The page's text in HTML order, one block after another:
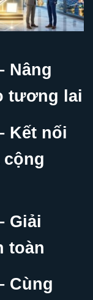
Nâng
tương lai
Kết nối
cộng
Giải
toàn
Cùng